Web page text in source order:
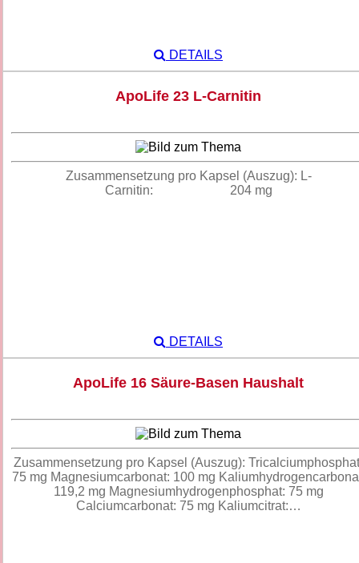
DETAILS
ApoLife 23 L-Carnitin
Zusammensetzung pro Kapsel (Auszug): L-
Carnitin: 204 mg
DETAILS
ApoLife 16 Säure-Basen Haushalt
Zusammensetzung pro Kapsel (Auszug):
75 mg Magnesiumcarbonat: 100 mg
119,2 mg Magnesiumhydrogenphosphat: 75 mg
Calciumcarbonat: 75 mg Kaliumcitrat:…